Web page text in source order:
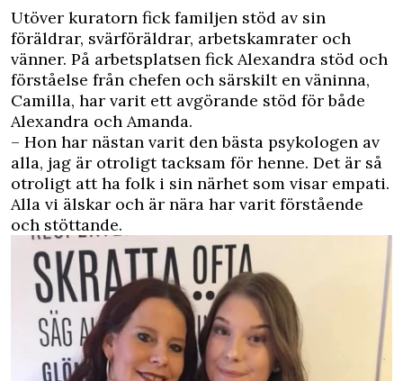
Utöver kuratorn fick familjen stöd av sin
föräldrar, svärföräldrar, arbetskamrater och
vänner. På arbetsplatsen fick Alexandra stöd och
förståelse från chefen och särskilt en väninna,
Camilla, har varit ett avgörande stöd för både
Alexandra och Amanda.
– Hon har nästan varit den bästa psykologen av
alla, jag är otroligt tacksam för henne. Det är så
otroligt att ha folk i sin närhet som visar empati.
Alla vi älskar och är nära har varit förstående
och stöttande.